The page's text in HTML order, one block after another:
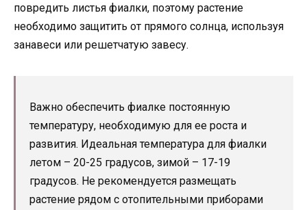
повредить листья фиалки, поэтому растение
необходимо защитить от прямого солнца, используя
занавеси или решетчатую завесу.
Важно обеспечить фиалке постоянную
температуру, необходимую для ее роста и
развития. Идеальная температура для фиалки
летом – 20-25 градусов, зимой – 17-19
градусов. Не рекомендуется размещать
растение рядом с отопительными приборами